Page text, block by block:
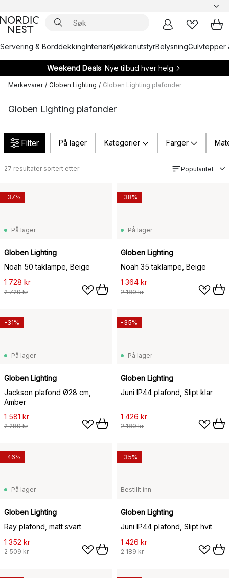
Servering & BorddekkingInteriørKjøkkenutstyrBelysningGulvtepper
Weekend Deals: Nye tilbud hver helg
Merkevarer / Globen Lighting / Globen Lighting plafonder
Globen Lighting plafonder
Filter På lager Kategorier Farger
27 resultater sortert etter Popularitet
På lager
Globen Lighting
Noah 50 taklampe, Beige
1 728 kr
2 729 kr
-37%
På lager
Globen Lighting
Noah 35 taklampe, Beige
1 364 kr
2 189 kr
-38%
På lager
Globen Lighting
Jackson plafond Ø28 cm,
Amber
1 581 kr
2 289 kr
-31%
På lager
Globen Lighting
Juni IP44 plafond, Slipt klar
1 426 kr
2 189 kr
-35%
På lager
Globen Lighting
Ray plafond, matt svart
1 352 kr
2 509 kr
-46%
Bestillt inn
Globen Lighting
Juni IP44 plafond, Slipt hvit
1 426 kr
2 189 kr
-35%